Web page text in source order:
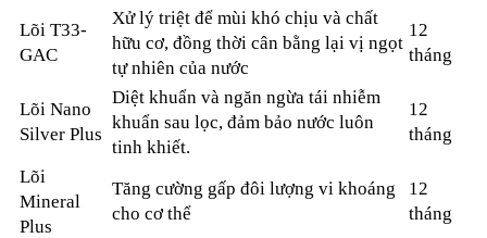
Lõi T33-
GAC
Xử lý triệt để mùi khó chịu và chất
hữu cơ, đồng thời cân bằng lại vị ngọt
tự nhiên của nước
12
tháng
Lõi Nano
Silver Plus
Diệt khuẩn và ngăn ngừa tái nhiễm
khuẩn sau lọc, đảm bảo nước luôn
tinh khiết.
12
tháng
Lõi
Mineral
Plus
Tăng cường gấp đôi lượng vi khoáng
cho cơ thể
12
tháng